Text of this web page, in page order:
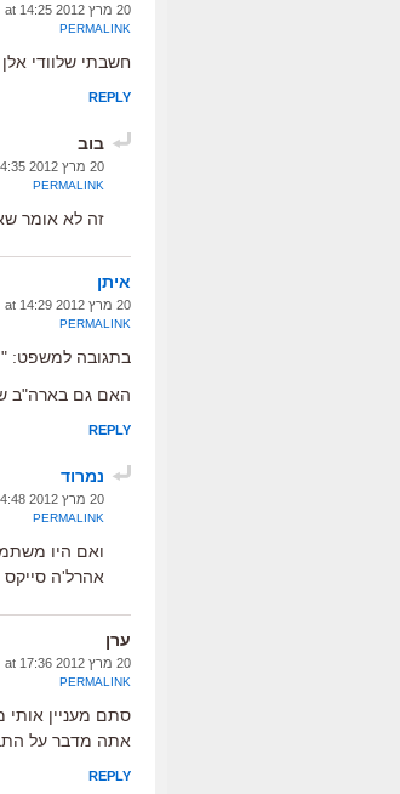
20 מרץ 2012 at 14:25
PERMALINK
חשבתי שלוודי
REPLY
בוב
20 מרץ 2012 at 14:35
PERMALINK
זה לא אומר
איתן
20 מרץ 2012 at 14:29
PERMALINK
בתגובה למשפט:
האם גם בארה"ב של 2012 מקרינים פרסומות לפני סרטים ממקרנת וידאו עכורה
REPLY
נמרוד
20 מרץ 2012 at 14:48
PERMALINK
ואם היו
אהרל'ה
ערן
20 מרץ 2012 at 17:36
PERMALINK
סתם מעניין אותי
אתה מדבר על התביעה של
REPLY